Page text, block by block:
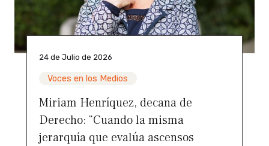
24 de Julio de 2026
Voces en los Medios
Miriam Henríquez, decana de
Derecho: “Cuando la misma
jerarquía que evalúa ascensos